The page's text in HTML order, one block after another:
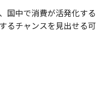
国中で消費が活発化する
るチャンスを見出せる可